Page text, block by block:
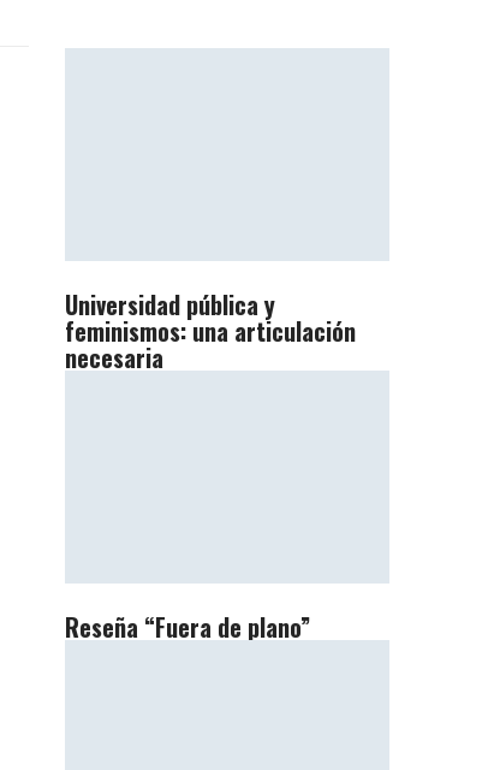
Universidad pública y
feminismos: una articulación
necesaria
Reseña “Fuera de plano”